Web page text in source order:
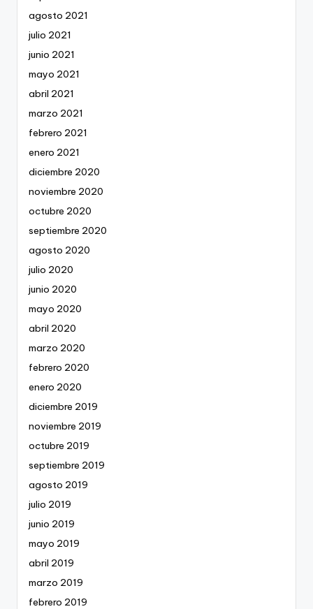
agosto 2021
julio 2021
junio 2021
mayo 2021
abril 2021
marzo 2021
febrero 2021
enero 2021
diciembre 2020
noviembre 2020
octubre 2020
septiembre 2020
agosto 2020
julio 2020
junio 2020
mayo 2020
abril 2020
marzo 2020
febrero 2020
enero 2020
diciembre 2019
noviembre 2019
octubre 2019
septiembre 2019
agosto 2019
julio 2019
junio 2019
mayo 2019
abril 2019
marzo 2019
febrero 2019